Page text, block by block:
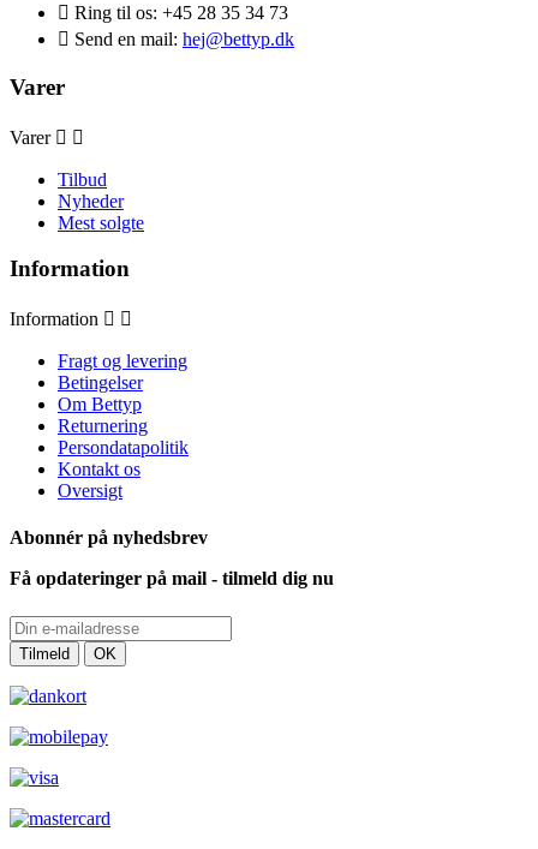
 Ring til os: +45 28 35 34 73
 Send en mail: hej@bettyp.dk
Varer
Varer  
Tilbud
Nyheder
Mest solgte
Information
Information  
Fragt og levering
Betingelser
Om Bettyp
Returnering
Persondatapolitik
Kontakt os
Oversigt
Abonnér på nyhedsbrev
Få opdateringer på mail - tilmeld dig nu